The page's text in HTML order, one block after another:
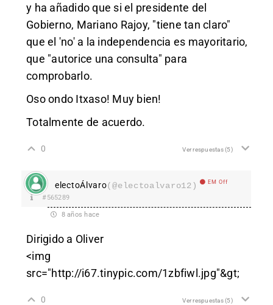
y ha añadido que si el presidente del
Gobierno, Mariano Rajoy, "tiene tan claro"
que el 'no' a la independencia es mayoritario,
que "autorice una consulta" para
comprobarlo.
Oso ondo Itxaso! Muy bien!
Totalmente de acuerdo.
0 Ver respuestas(5)
electoÁlvaro(@electoalvaro12) EM Off
#565289
8 años hace
Dirigido a Oliver
<img
src="http://i67.tinypic.com/1zbfiwl.jpg"&gt;
0 Ver respuestas(5)